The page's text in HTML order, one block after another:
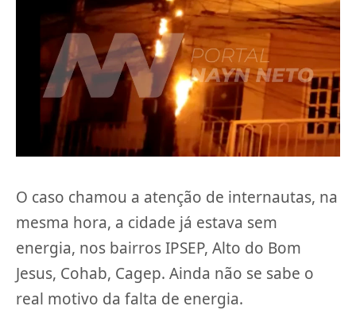
O caso chamou a atenção de internautas, na
mesma hora, a cidade já estava sem
energia, nos bairros IPSEP, Alto do Bom
Jesus, Cohab, Cagep. Ainda não se sabe o
real motivo da falta de energia.